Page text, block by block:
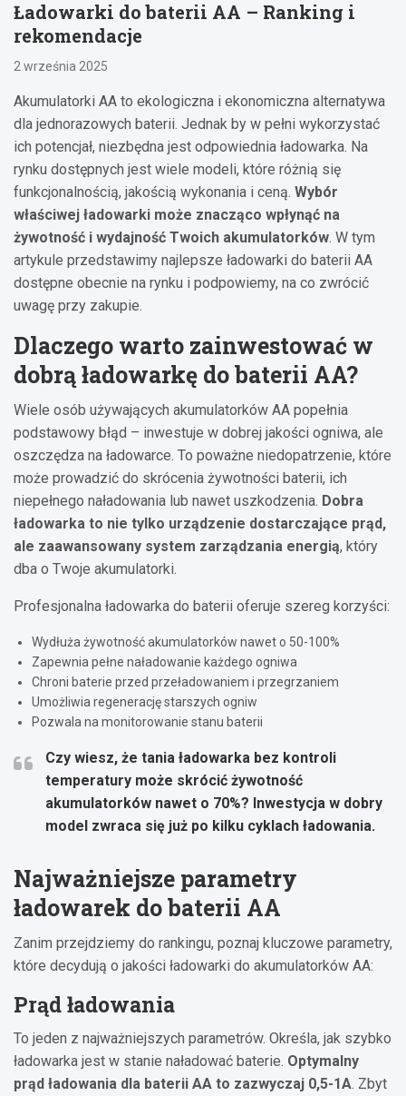
Ładowarki do baterii AA – Ranking i
rekomendacje
2 września 2025
Akumulatorki AA to ekologiczna i ekonomiczna alternatywa
dla jednorazowych baterii. Jednak by w pełni wykorzystać
ich potencjał, niezbędna jest odpowiednia ładowarka. Na
rynku dostępnych jest wiele modeli, które różnią się
funkcjonalnością, jakością wykonania i ceną. Wybór
właściwej ładowarki może znacząco wpłynąć na
żywotność i wydajność Twoich akumulatorków. W tym
artykule przedstawimy najlepsze ładowarki do baterii AA
dostępne obecnie na rynku i podpowiemy, na co zwrócić
uwagę przy zakupie.
Dlaczego warto zainwestować w
dobrą ładowarkę do baterii AA?
Wiele osób używających akumulatorków AA popełnia
podstawowy błąd – inwestuje w dobrej jakości ogniwa, ale
oszczędza na ładowarce. To poważne niedopatrzenie, które
może prowadzić do skrócenia żywotności baterii, ich
niepełnego naładowania lub nawet uszkodzenia. Dobra
ładowarka to nie tylko urządzenie dostarczające prąd,
ale zaawansowany system zarządzania energią, który
dba o Twoje akumulatorki.
Profesjonalna ładowarka do baterii oferuje szereg korzyści:
Wydłuża żywotność akumulatorków nawet o 50-100%
Zapewnia pełne naładowanie każdego ogniwa
Chroni baterie przed przeładowaniem i przegrzaniem
Umożliwia regenerację starszych ogniw
Pozwala na monitorowanie stanu baterii
Czy wiesz, że tania ładowarka bez kontroli
temperatury może skrócić żywotność
akumulatorków nawet o 70%? Inwestycja w dobry
model zwraca się już po kilku cyklach ładowania.
Najważniejsze parametry
ładowarek do baterii AA
Zanim przejdziemy do rankingu, poznaj kluczowe parametry,
które decydują o jakości ładowarki do akumulatorków AA:
Prąd ładowania
To jeden z najważniejszych parametrów. Określa, jak szybko
ładowarka jest w stanie naładować baterie. Optymalny
prąd ładowania dla baterii AA to zazwyczaj 0,5-1A. Zbyt